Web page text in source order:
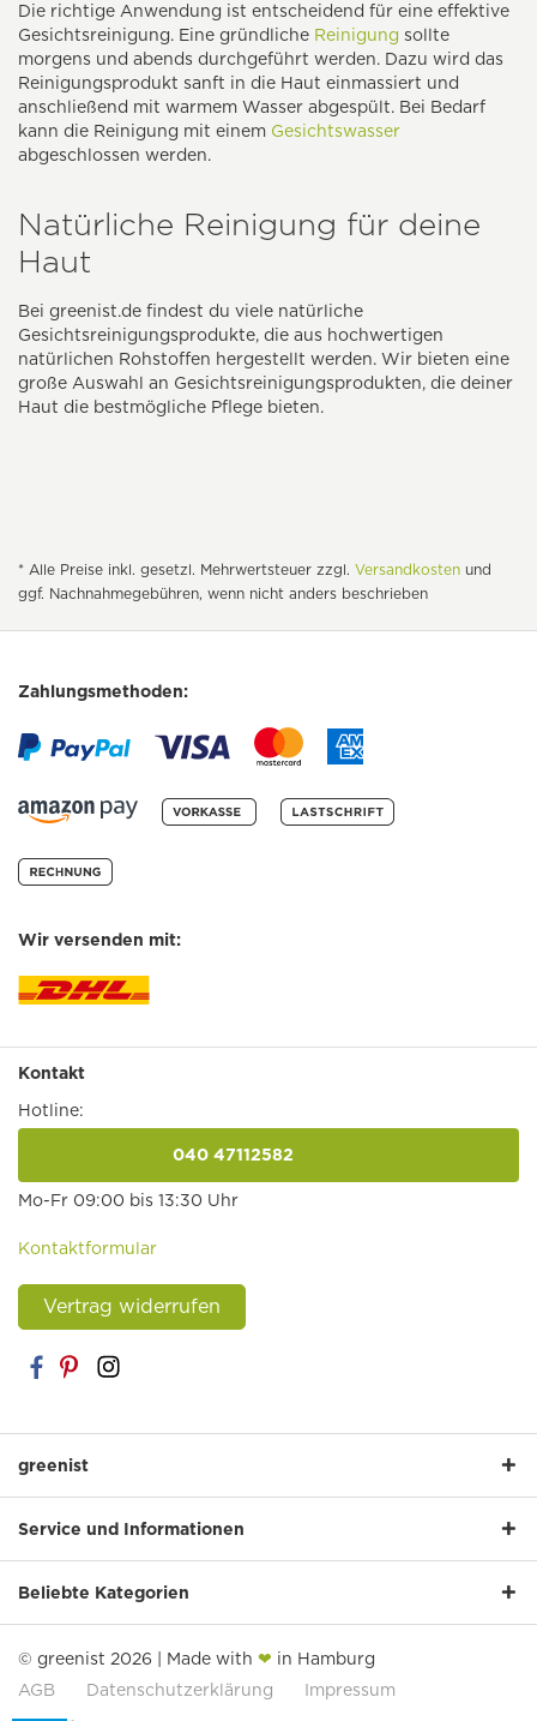
Die richtige Anwendung ist entscheidend für eine effektive
Gesichtsreinigung. Eine gründliche Reinigung sollte
morgens und abends durchgeführt werden. Dazu wird das
Reinigungsprodukt sanft in die Haut einmassiert und
anschließend mit warmem Wasser abgespült. Bei Bedarf
kann die Reinigung mit einem Gesichtswasser
abgeschlossen werden.
Natürliche Reinigung für deine
Haut
Bei greenist.de findest du viele natürliche
Gesichtsreinigungsprodukte, die aus hochwertigen
natürlichen Rohstoffen hergestellt werden. Wir bieten eine
große Auswahl an Gesichtsreinigungsprodukten, die deiner
Haut die bestmögliche Pflege bieten.
* Alle Preise inkl. gesetzl. Mehrwertsteuer zzgl. Versandkosten und
ggf. Nachnahmegebühren, wenn nicht anders beschrieben
Zahlungsmethoden:
Wir versenden mit:
Kontakt
Hotline:
040 47112582
Mo-Fr 09:00 bis 13:30 Uhr
Kontaktformular
Vertrag widerrufen
greenist
Service und Informationen
Beliebte Kategorien
© greenist 2026 | Made with ❤ in Hamburg
AGB
Datenschutzerklärung Impressum